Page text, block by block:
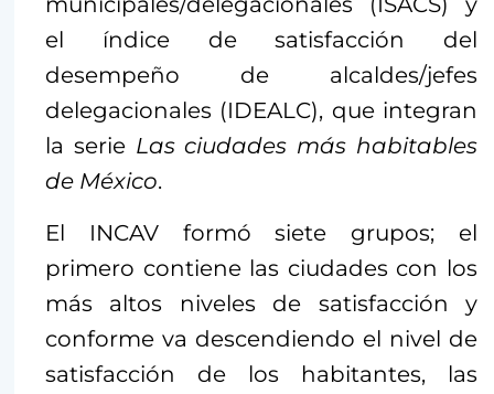
el índice de satisfacción del
desempeño de alcaldes/jefes
delegacionales (IDEALC), que integran
la serie Las ciudades más habitables
de México.
El INCAV formó siete grupos; el
primero contiene las ciudades con los
más altos niveles de satisfacción y
conforme va descendiendo el nivel de
satisfacción de los habitantes, las